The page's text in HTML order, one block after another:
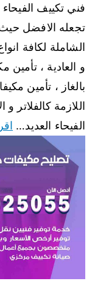
فني تكييف
تجعله الافضل حيث
الشاملة لكافة
و العادية ، تأمين
بالغاز ، تأمين
اللازمة كالفلاتر
الفيحاء العديد…